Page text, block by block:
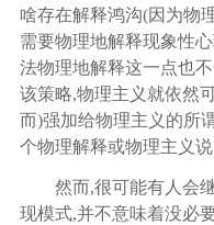
啥存在解释鸿沟(因为物
需要物理地解释现象性
法物理地解释这一点也
该策略,物理主义就依然
而)强加给物理主义的所
个物理解释或物理主义说
然而,很可能有人会
现模式,并不意味着没必